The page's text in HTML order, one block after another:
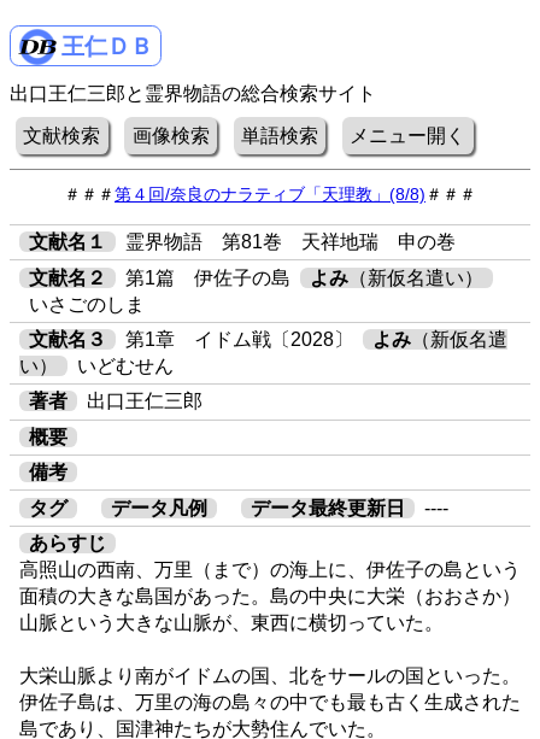
王仁ＤＢ
出口王仁三郎と霊界物語の総合検索サイト
文献検索 画像検索 単語検索 メニュー開く
＃＃＃第４回/奈良のナラティブ「天理教」(8/8) ＃＃＃
文献名１
霊界物語 第81巻 天祥地瑞 申の巻
文献名２
第1篇 伊佐子の島 よみ （新仮名遣い）
いさごのしま
文献名３
第1章 イドム戦〔2028〕 よみ （新仮名遣
い）
いどむせん
著者
出口王仁三郎
概要
備考
タグ
データ凡例 データ最終更新日
----
あらすじ
高照山の西南、万里（まで）の海上に、伊佐子の島という
面積の大きな島国があった。島の中央に大栄（おおさか）
山脈という大きな山脈が、東西に横切っていた。
大栄山脈より南がイドムの国、北をサールの国といった。
伊佐子島は、万里の海の島々の中でも最も古く生成された
島であり、国津神たちが大勢住んでいた。